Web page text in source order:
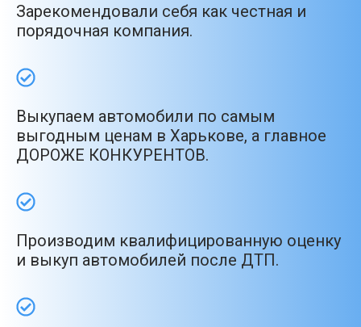
Зарекомендовали себя как честная и
порядочная компания.
Выкупаем автомобили по самым
выгодным ценам в Харькове, а главное
ДОРОЖЕ КОНКУРЕНТОВ.
Производим квалифицированную оценку
и выкуп автомобилей после ДТП.